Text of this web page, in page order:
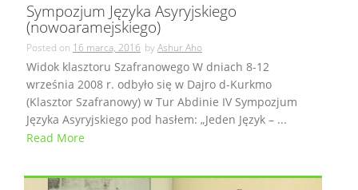
Sympozjum Języka Asyryjskiego
(nowoaramejskiego)
Posted on 16 marca, 2016 byAshur Aho
Widok klasztoru Szafranowego W dniach 8-12
września 2008 r. odbyło się w Dajro d-Kurkmo
(Klasztor Szafranowy) w Tur Abdinie IV Sympozjum
Języka Asyryjskiego pod hasłem: „Jeden Język – ...
Read More